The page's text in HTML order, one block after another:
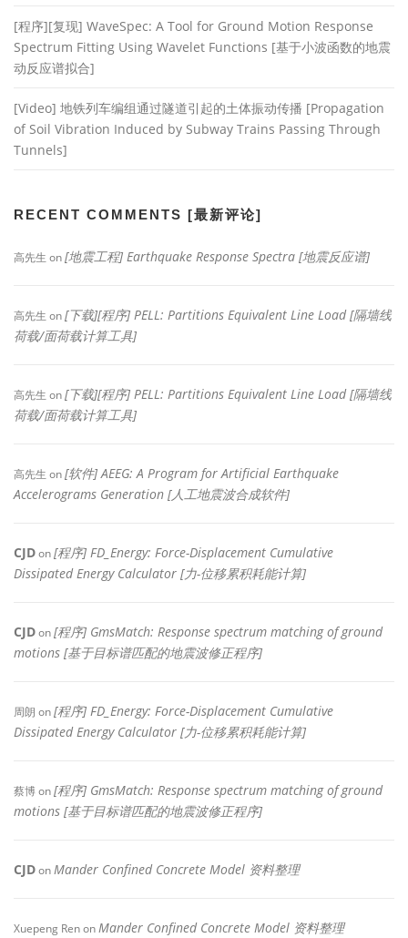
[程序][复现] WaveSpec: A Tool for Ground Motion Response
Spectrum Fitting Using Wavelet Functions [基于小波函数的地震
动反应谱拟合]
[Video] 地铁列车编组通过隧道引起的土体振动传播 [Propagation
of Soil Vibration Induced by Subway Trains Passing Through
Tunnels]
RECENT COMMENTS [最新评论]
高先生 on[地震工程] Earthquake Response Spectra [地震反应谱]
高先生 on[下载][程序] PELL: Partitions Equivalent Line Load [隔墙线
荷载/面荷载计算工具]
高先生 on[下载][程序] PELL: Partitions Equivalent Line Load [隔墙线
荷载/面荷载计算工具]
高先生 on[软件] AEEG: A Program for Artificial Earthquake
Accelerograms Generation [人工地震波合成软件]
CJDon[程序] FD_Energy: Force-Displacement Cumulative
Dissipated Energy Calculator [力-位移累积耗能计算]
CJDon[程序] GmsMatch: Response spectrum matching of ground
motions [基于目标谱匹配的地震波修正程序]
周朗 on[程序] FD_Energy: Force-Displacement Cumulative
Dissipated Energy Calculator [力-位移累积耗能计算]
蔡博on[程序] GmsMatch: Response spectrum matching of ground
motions [基于目标谱匹配的地震波修正程序]
CJDonMander Confined Concrete Model 资料整理
Xuepeng RenonMander Confined Concrete Model 资料整理